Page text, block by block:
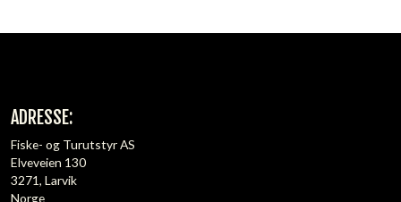
ADRESSE:
Fiske- og Turutstyr AS
Elveveien 130
3271, Larvik
Norge